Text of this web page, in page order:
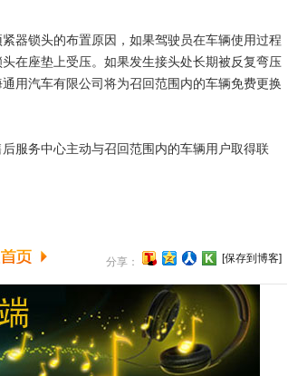
锁头的布置原因，如果驾驶员在车辆使用过程
在座垫上受压。如果发生接头处长期被反复弯压
用汽车有限公司将为召回范围内的车辆免费更换
务中心主动与召回范围内的车辆用户取得联
分享： [保存到博客]